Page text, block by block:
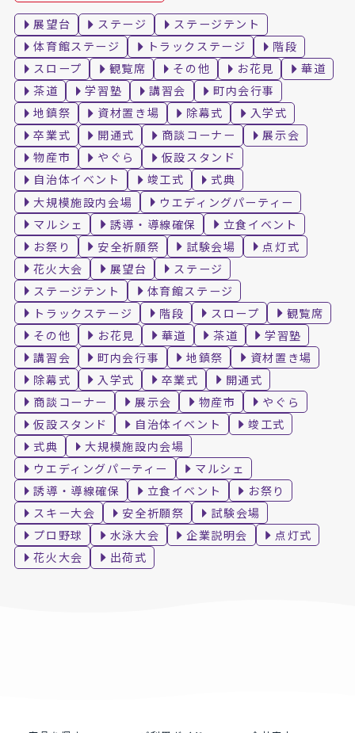
展望台 ステージ
ステージテント
体育館ステージ
トラックステージ
階段
スロープ
観覧席 その他 お花見
華道
茶道
学習塾 講習会
町内会行事
地鎮祭
資材置き場 除幕式
入学式
卒業式
開通式 商談コーナー
展示会
物産市
やぐら
仮設スタンド
自治体イベント
竣工式
式典
大規模施設内会場
ウエディングパーティー
マルシェ
誘導・導線確保
立食イベント
お祭り
安全祈願祭 試験会場
点灯式
花火大会
展望台
ステージ
ステージテント
体育館ステージ
トラックステージ
階段 スロープ
観覧席
その他
お花見 華道 茶道
学習塾
講習会
町内会行事 地鎮祭
資材置き場
除幕式
入学式 卒業式
開通式
商談コーナー
展示会 物産市
やぐら
仮設スタンド
自治体イベント
竣工式
式典
大規模施設内会場
ウエディングパーティー
マルシェ
誘導・導線確保
立食イベント
お祭り
スキー大会
安全祈願祭
試験会場
プロ野球
水泳大会 企業説明会
点灯式
花火大会
出荷式